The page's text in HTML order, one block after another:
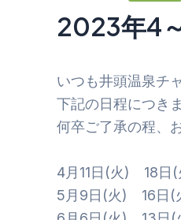
2023年4
いつも井頭温泉チ
下記の日程につき
何卒ご了承の程、
4月11日(火) 18
5月9日(火) 16